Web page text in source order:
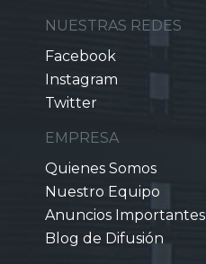
NUESTRAS REDES
Facebook
Instagram
Twitter
EMPRESA
Quienes Somos
Nuestro Equipo
Anuncios Importantes
Blog de Difusión